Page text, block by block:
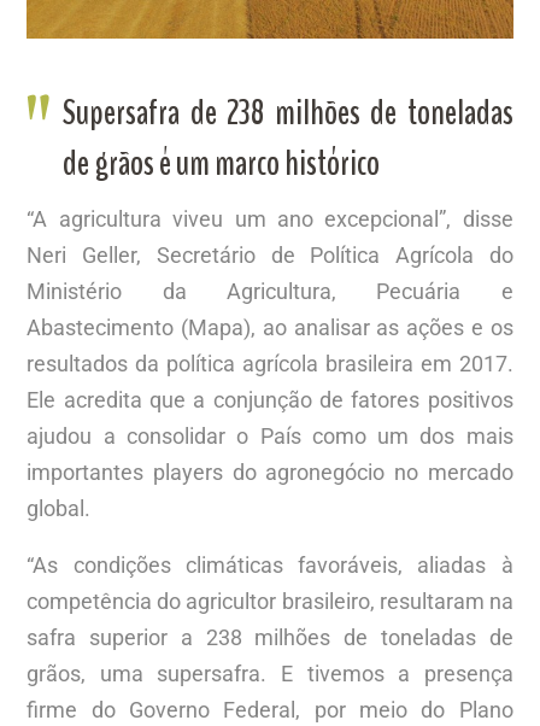
Supersafra de 238 milhões de toneladas
de grãos é um marco histórico
“A agricultura viveu um ano excepcional”, disse
Neri Geller, Secretário de Política Agrícola do
Ministério da Agricultura, Pecuária e
Abastecimento (Mapa), ao analisar as ações e os
resultados da política agrícola brasileira em 2017.
Ele acredita que a conjunção de fatores positivos
ajudou a consolidar o País como um dos mais
importantes players do agronegócio no mercado
global.
“As condições climáticas favoráveis, aliadas à
competência do agricultor brasileiro, resultaram na
safra superior a 238 milhões de toneladas de
grãos, uma supersafra. E tivemos a presença
firme do Governo Federal, por meio do Plano